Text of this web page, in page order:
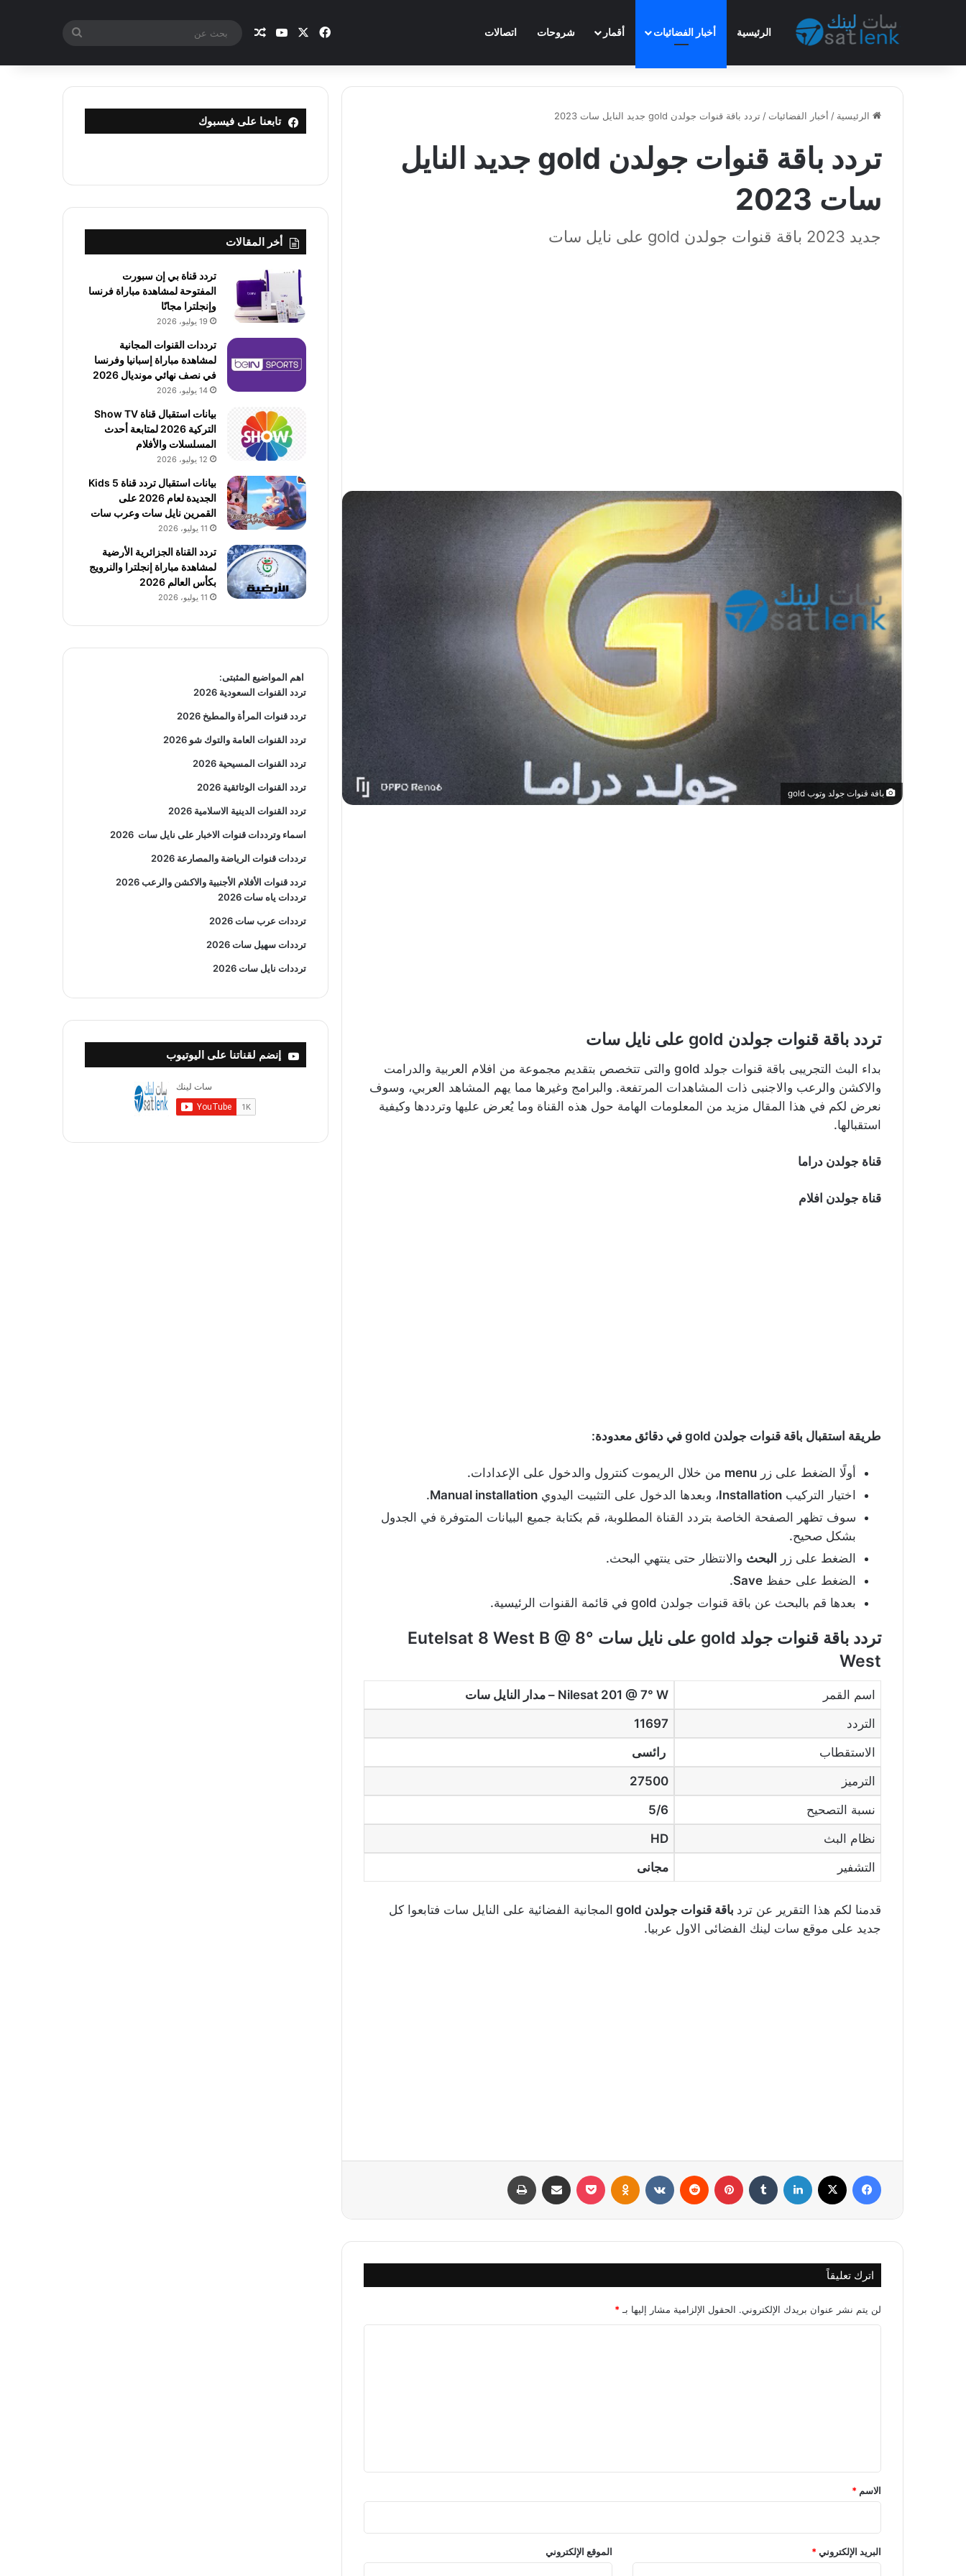
الرئيسية أخبار الفضائيات أقمار شروحات اتصالات فيسبوك يوتيوب مقال عشوائي
الرئيسية / أخبار الفضائيات / تردد باقة قنوات جولدن gold جديد النايل سات 2023
تردد باقة قنوات جولدن gold جديد النايل
سات 2023
جديد 2023 باقة قنوات جولدن gold على نايل سات
باقة قنوات جولد وتوب gold
تردد باقة قنوات جولدن gold على نايل سات
بداء البث التجريبى باقة قنوات جولد gold والتى تتخصص بتقديم مجموعة من افلام العربية والدرامت
والاكشن والرعب والاجنبى ذات المشاهدات المرتفعة. والبرامج وغيرها مما يهم المشاهد العربي، وسوف
نعرض لكم في هذا المقال مزيد من المعلومات الهامة حول هذه القناة وما يُعرض عليها وترددها وكيفية
استقبالها.
قناة جولدن دراما
قناة جولدن افلام
طريقة استقبال باقة قنوات جولدن gold في دقائق معدودة:
أولًا الضغط على زر menu من خلال الريموت كنترول والدخول على الإعدادات.
اختيار التركيب Installation، وبعدها الدخول على التثبيت اليدوي Manual installation
.
سوف تظهر الصفحة الخاصة بتردد القناة المطلوبة، قم بكتابة جميع البيانات المتوفرة في الجدول
بشكل صحيح.
الضغط على زر البحث والانتظار حتى ينتهي البحث.
الضغط على حفظ Save
.
بعدها قم بالبحث عن باقة قنوات جولدن gold في قائمة القنوات الرئيسية.
تردد باقة قنوات جولد gold
على نايل سات Eutelsat 8 West B @ 8°
West
اسم القمر
Nilesat 201 @ 7° W – مدار النايل سات
التردد
11697
الاستقطاب
رائسى
الترميز
27500
نسبة التصحيح
5/6
نظام البث
HD
التشفير
مجانى
قدمنا لكم هذا التقرير عن ترد باقة قنوات جولدن gold
المجانية الفضائية على النايل سات فتابعوا كل
جديد على موقع سات لينك الفضائى الاول عربيا.
اترك تعليقاً
لن يتم نشر عنوان بريدك الإلكتروني. الحقول الإلزامية مشار إليها بـ *
*
الاسم *
البريد الإلكتروني* الموقع الإلكتروني
تابعنا على فيسبوك
أخر المقالات
تردد قناة بي إن سبورت
المفتوحة لمشاهدة مباراة فرنسا
وإنجلترا مجانًا
19 يوليو، 2026
ترددات القنوات المجانية
لمشاهدة مباراة إسبانيا وفرنسا
في نصف نهائي مونديال 2026
14 يوليو، 2026
بيانات استقبال قناة Show TV
التركية 2026 لمتابعة أحدث
المسلسلات والأفلام
12 يوليو، 2026
بيانات استقبال تردد قناة 5 Kids
الجديدة لعام 2026 على
القمرين نايل سات وعرب سات
11 يوليو، 2026
تردد القناة الجزائرية الأرضية
لمشاهدة مباراة إنجلترا والنرويج
بكأس العالم 2026
11 يوليو، 2026
اهم المواضيع المثبتى:
تردد القنوات السعودية 2026
تردد قنوات المرأة والمطبخ 2026
تردد القنوات العامة والتوك شو 2026
تردد القنوات المسيحية 2026
تردد القنوات الوثائقية 2026
تردد القنوات الدينية الاسلامية 2026
اسماء وترددات قنوات الاخبار على نايل سات2026
ترددات قنوات الرياضة والمصارعة2026
تردد قنوات الأفلام الأجنبية والاكشن والرعب2026
ترددات ياه سات 2026
ترددات عرب سات 2026
ترددات سهيل سات 2026
ترددات نايل سات 2026
إنضم لقناتنا على اليوتيوب